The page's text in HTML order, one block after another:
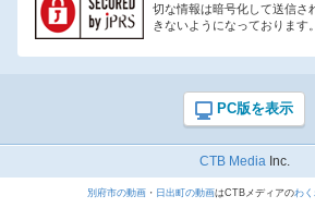
切な情報は暗号化して送信さ
きないようになっております。
CTB MediaInc.
別府市の動画・ 日出町の動画はCTBメディアのわく